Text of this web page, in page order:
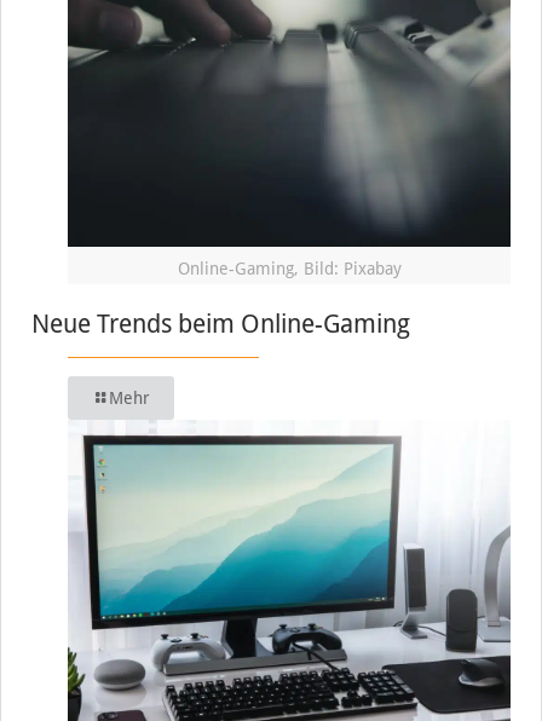
Online-Gaming, Bild: Pixabay
Neue Trends beim Online-Gaming
Mehr